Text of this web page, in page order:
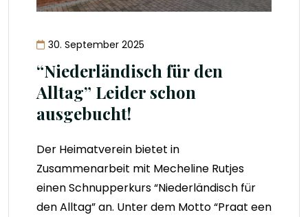
30. September 2025
“Niederländisch für den
Alltag” Leider schon
ausgebucht!
Der Heimatverein bietet in
Zusammenarbeit mit Mecheline Rutjes
einen Schnupperkurs “Niederländisch für
den Alltag” an. Unter dem Motto “Praat een